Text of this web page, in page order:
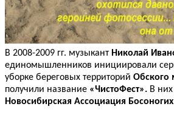
В 2008-2009 гг. музыкант Николай
единомышленников инициировали
уборке береговых территорий Обского
получили название «ЧистоФест». В
Новосибирская Ассоциация